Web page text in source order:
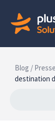
Blog /
destination